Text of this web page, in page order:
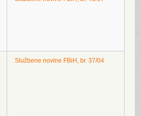
Službene novine FBiH, br. 37/04